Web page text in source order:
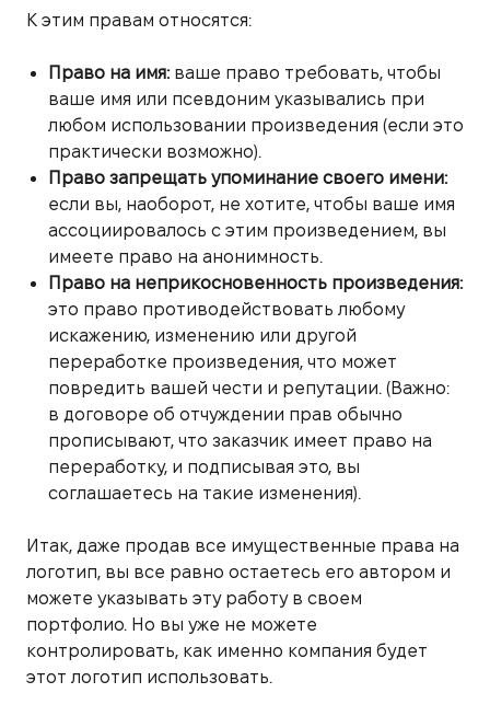
К этим правам относятся:
Право на имя:ваше право требовать, чтобы
ваше имя или псевдоним указывались при
любом использовании произведения (если это
практически возможно).
Право запрещать упоминание своего имени:
если вы, наоборот, не хотите, чтобы ваше имя
ассоциировалось с этим произведением, вы
имеете право на анонимность.
Право на неприкосновенность произведения:
это право противодействовать любому
искажению, изменению или другой
переработке произведения, что может
повредить вашей чести и репутации. (Важно:
в договоре об отчуждении прав обычно
прописывают, что заказчик имеет право на
переработку, и подписывая это, вы
соглашаетесь на такие изменения).
Итак, даже продав все имущественные права на
логотип, вы все равно остаетесь его автором и
можете указывать эту работу в своем
портфолио. Но вы уже не можете
контролировать, как именно компания будет
этот логотип использовать.